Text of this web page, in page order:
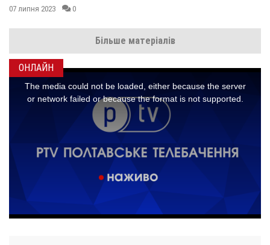
ОНЛАЙН
07 липня 2023 0
Більше матеріалів